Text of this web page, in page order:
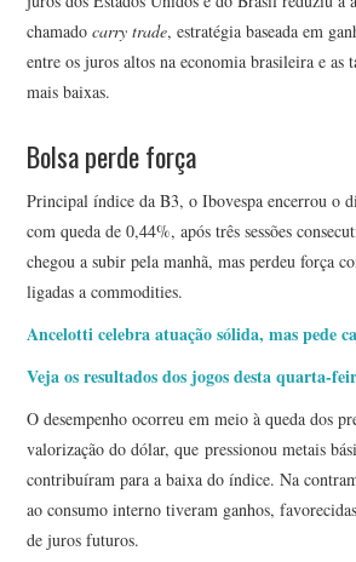
chamadocarry trade, estratégia baseada em
entre os juros altos na economia brasileira e as
mais baixas.
Bolsa perde força
Principal índice da B3, o Ibovespa encerrou o
com queda de 0,44%, após três sessões
chegou a subir pela manhã, mas perdeu força
ligadas a commodities.
Ancelotti celebra atuação sólida, mas pede
Veja os resultados dos jogos desta quarta-
O desempenho ocorreu em meio à queda dos
valorização do dólar, que pressionou metais
contribuíram para a baixa do índice. Na
ao consumo interno tiveram ganhos,
de juros futuros.